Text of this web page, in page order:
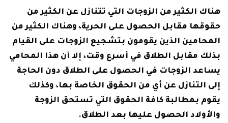
هناك الكثير من الزوجات التي تتنازل عن الكثير من
حقوقها مقابل الحصول على الحرية، وهناك الكثير من
المحامين الذين يقومون بتشجيع الزوجات على القيام
بذلك مقابل الطلاق في أسرع وقت، إلا أن هذا المحامي
يساعد الزوجات في الحصول على الطلاق دون الحاجة
إلى التنازل عن أي من الحقوق الخاصة بها، وكذلك
يقوم بمطالبة كافة الحقوق التي تستحق الزوجة
والأولاد الحصول عليها بعد الطلاق.